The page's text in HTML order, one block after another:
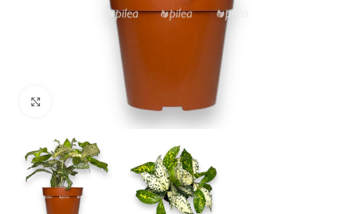
Нажмите, чтобы увеличить